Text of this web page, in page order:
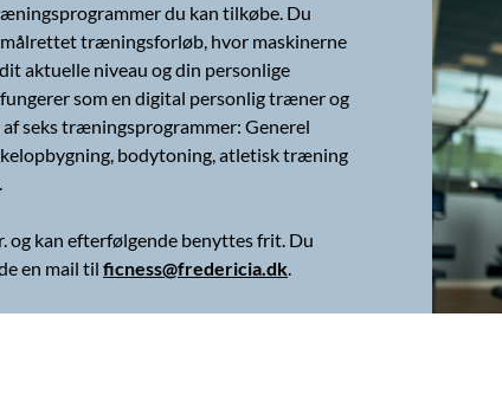
du kan tilkøbe. Du
træningsforløb, hvor maskinerne
aktuelle niveau og din personlige
som en digital personlig træner og
seks træningsprogrammer: Generel
bodytoning, atletisk træning
og kan efterfølgende benyttes frit. Du
en mail til ficness@fredericia.dk.